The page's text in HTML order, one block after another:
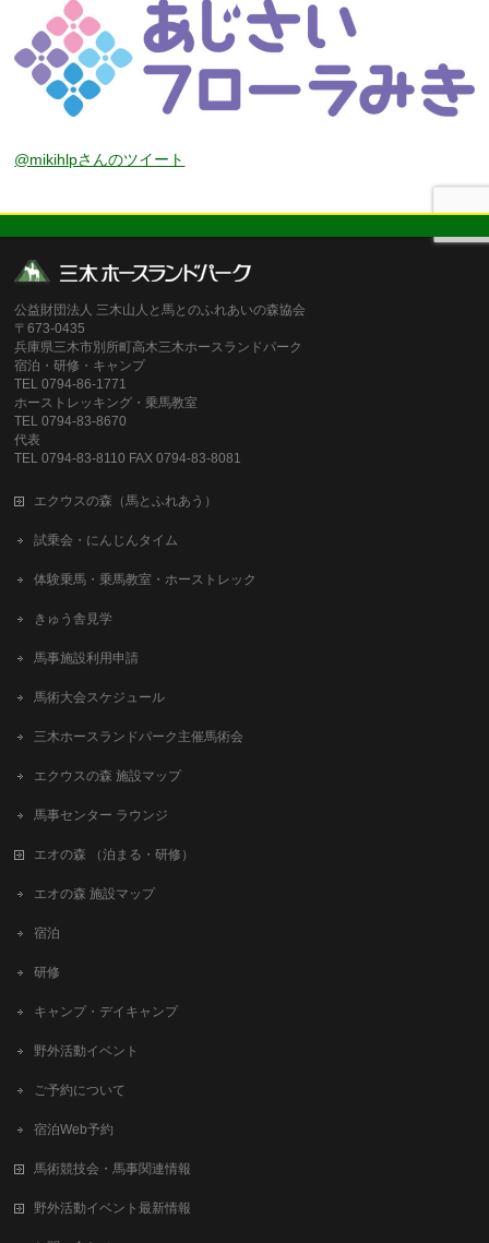
@mikihlpさんのツイート
公益財団法人 三木山人と馬とのふれあいの森協会
〒673-0435
兵庫県三木市別所町高木三木ホースランドパーク
宿泊・研修・キャンプ
TEL 0794-86-1771
ホーストレッキング・乗馬教室
TEL 0794-83-8670
代表
TEL 0794-83-8110 FAX 0794-83-8081
エクウスの森（馬とふれあう）
試乗会・にんじんタイム
体験乗馬・乗馬教室・ホーストレック
きゅう舎見学
馬事施設利用申請
馬術大会スケジュール
三木ホースランドパーク主催馬術会
エクウスの森 施設マップ
馬事センター ラウンジ
エオの森 （泊まる・研修）
エオの森 施設マップ
宿泊
研修
キャンプ・デイキャンプ
野外活動イベント
ご予約について
宿泊Web予約
馬術競技会・馬事関連情報
野外活動イベント最新情報